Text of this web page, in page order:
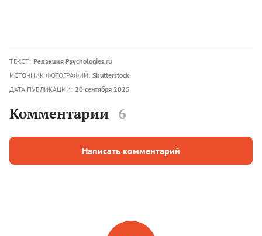
ТЕКСТ: Редакция Psychologies.ru
ИСТОЧНИК ФОТОГРАФИЙ: Shutterstock
ДАТА ПУБЛИКАЦИИ: 20 сентября 2025
Комментарии 6
Написать комментарий